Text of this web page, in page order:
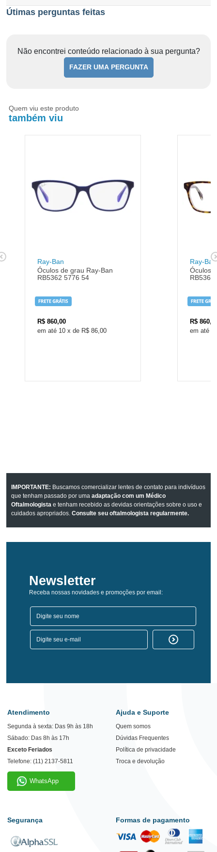
Útimas perguntas feitas
Não encontrei conteúdo relacionado à sua pergunta?
FAZER UMA PERGUNTA
Quem viu este produto
também viu
Ray-Ban
Óculos de grau Ray-Ban
RB5362 5776 54
R$ 860,00
10 x de R$ 86,00
Ray-Ban
Óculos
RB5362
R$
IMPORTANTE: Buscamos comercializar lentes de contato para indivíduos
que tenham passado por umaadaptação com um Médico
Oftalmologista e tenham recebido as devidas orientações sobre o uso e
cuidados apropriados.Consulte seu oftalmologista regularmente.
Newsletter
Receba nossas novidades e promoções por email:
Atendimento
Segunda à sexta: Das 9h às 18h
Sábado: Das 8h às 17h
Exceto Feriados
Telefone: (11) 2137-5811
WhatsApp
Ajuda e Suporte
Quem somos
Dúvidas Frequentes
Política de privacidade
Troca e devolução
Segurança Formas de pagamento